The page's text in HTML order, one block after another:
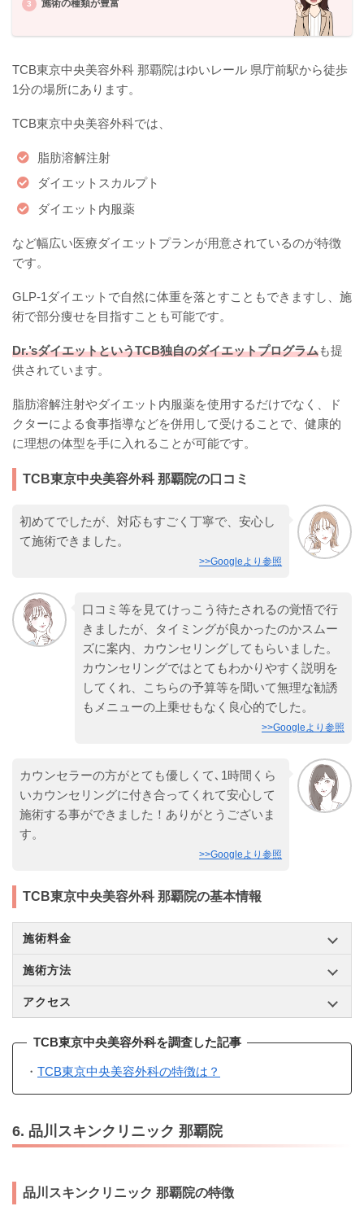
施術の種類が豊富
TCB東京中央美容外科 那覇院はゆいレール 県庁前駅から徒歩
1分の場所にあります。
TCB東京中央美容外科では、
脂肪溶解注射
ダイエットスカルプト
ダイエット内服薬
など幅広い医療ダイエットプランが用意されているのが特徴
です。
GLP-1ダイエットで自然に体重を落とすこともできますし、施
術で部分痩せを目指すことも可能です。
Dr.’sダイエットというTCB独自のダイエットプログラムも提
供されています。
脂肪溶解注射やダイエット内服薬を使用するだけでなく、ド
クターによる食事指導などを併用して受けることで、健康的
に理想の体型を手に入れることが可能です。
TCB東京中央美容外科 那覇院の口コミ
初めてでしたが、対応もすごく丁寧で、安心し
て施術できました。
>>Googleより参照
口コミ等を見てけっこう待たされるの覚悟で行
きましたが、タイミングが良かったのかスムー
ズに案内、カウンセリングしてもらいました。
カウンセリングではとてもわかりやすく説明を
してくれ、こちらの予算等を聞いて無理な勧誘
もメニューの上乗せもなく良心的でした。
>>Googleより参照
カウンセラーの方がとても優しくて､1時間くら
いカウンセリングに付き合ってくれて安心して
施術する事ができました！ありがとうございま
す。
>>Googleより参照
TCB東京中央美容外科 那覇院の基本情報
施術料金
施術方法
アクセス
TCB東京中央美容外科を調査した記事
・ TCB東京中央美容外科の特徴は？
6. 品川スキンクリニック 那覇院
品川スキンクリニック 那覇院の特徴